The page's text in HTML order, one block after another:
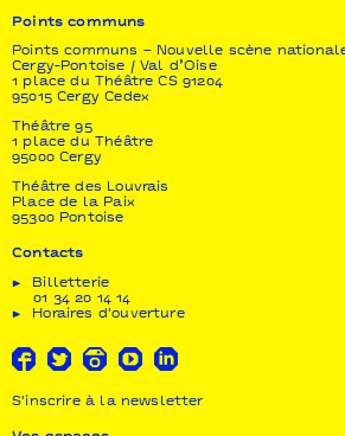
Centre d’art ǀ Summer Dance
(en cours)
Soutien
Le Centre chorégraphique
association subventionnée par le
Culture (Direction régionale des
de Bretagne et le Conseil
Vilaine
Points communs
Points communs – Nouvelle scène
Cergy-Pontoise / Val d’Oise
1 place du Théâtre CS 91204
95015 Cergy Cedex
Théâtre 95
1 place du Théâtre
95000 Cergy
Théâtre des Louvrais
Place de la Paix
95300 Pontoise
Contacts
Billetterie
01 34 20 14 14
Horaires d'ouverture
S'inscrire à la newsletter